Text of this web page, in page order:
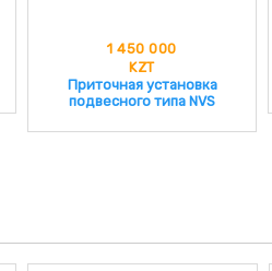
1 450 000
KZT
Приточная установка
подвесного типа NVS